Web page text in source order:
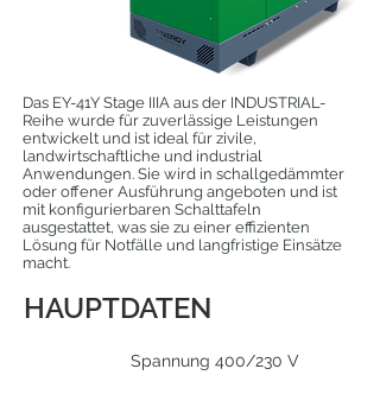
Das EY-41Y Stage IIIA aus der INDUSTRIAL-
Reihe wurde für zuverlässige Leistungen
entwickelt und ist ideal für zivile,
landwirtschaftliche und industrial
Anwendungen. Sie wird in schallgedämmter
oder offener Ausführung angeboten und ist
mit konfigurierbaren Schalttafeln
ausgestattet, was sie zu einer effizienten
Lösung für Notfälle und langfristige Einsätze
macht.
HAUPTDATEN
Spannung 400/230 V